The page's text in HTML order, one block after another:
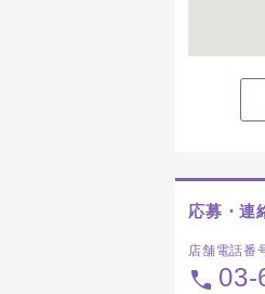
応募・連
店舗電話番
03-